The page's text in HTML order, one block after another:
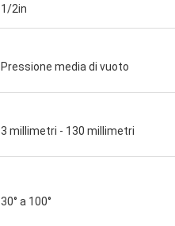
1/2in
Pressione media di vuoto
3 millimetri - 130 millimetri
30° a 100°